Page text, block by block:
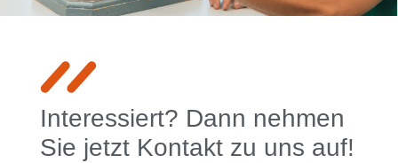
Interessiert? Dann nehmen
Sie jetzt Kontakt zu uns auf!